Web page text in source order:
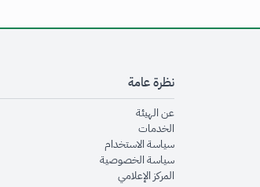
نظرة عامة
عن الهيئةopens in new window
الخدماتopens in new window
سياسة الاستخدام
سياسة الخصوصيةopens in new window
المركز الإعلاميopens in new window